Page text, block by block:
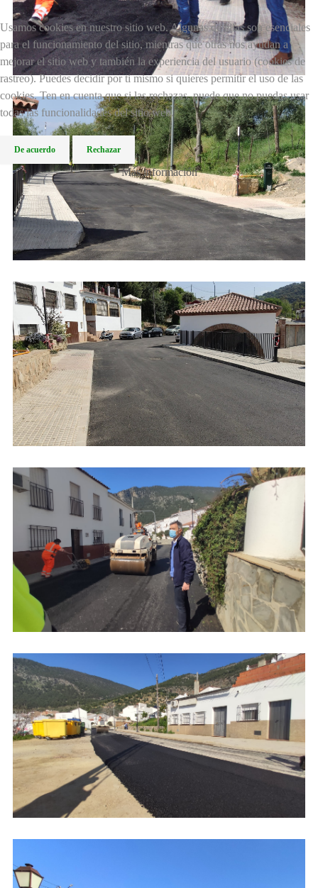
Usamos cookies en nuestro sitio web. Algunas de ellas son esenciales
para el funcionamiento del sitio, mientras que otras nos ayudan a
mejorar el sitio web y también la experiencia del usuario (cookies de
rastreo). Puedes decidir por ti mismo si quieres permitir el uso de las
cookies. Ten en cuenta que si las rechazas, puede que no puedas usar
todas las funcionalidades del sitio web.
De acuerdo Rechazar
Más información